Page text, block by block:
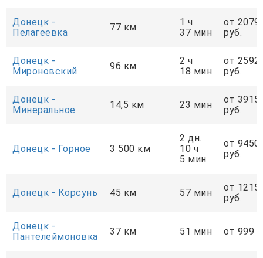
Донецк -
Пелагеевка
77 км
1 ч
37 мин
от 2079
руб.
Донецк -
Мироновский
96 км
2 ч
18 мин
от 2592
руб.
Донецк -
Минеральное
14,5 км 23 мин
от 3915
руб.
Донецк - Горное 3 500 км
2 дн.
10 ч
5 мин
от
руб.
Донецк - Корсунь 45 км 57 мин
от 1215
руб.
Донецк -
Пантелеймоновка
37 км 51 мин от 999